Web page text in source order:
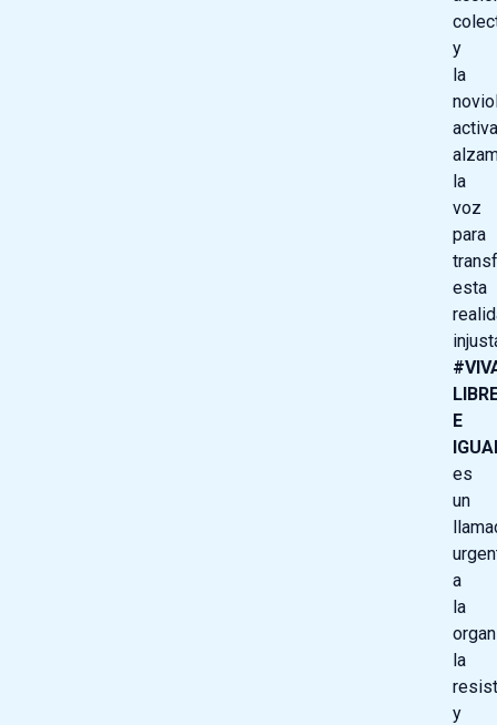
y
la
la
voz
para
esta
E
es
un
a
la
la
y